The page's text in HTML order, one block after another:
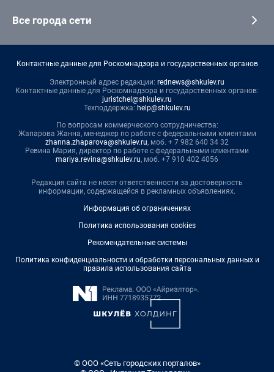
Все города сети
Контактные данные для Роскомнадзора и государственных органов
Электронный адрес редакции: rednews@shkulev.ru
Контактные данные для Роскомнадзора и государственных органов:
juristchel@shkulev.ru
Техподдержка: help@shkulev.ru
По вопросам коммерческого сотрудничества:
Жапарова Жанна, менеджер по работе с федеральными клиентами
zhanna.zhaparova@shkulev.ru, моб. + 7 982 640 34 32
Ревина Мария, директор по работе с федеральными клиентами
mariya.revina@shkulev.ru, моб. +7 910 402 4056
Редакция сайта не несет ответственности за достоверность
информации, содержащейся в рекламных объявлениях.
Информация об ограничениях
Политика использования cookies
Рекомендательные системы
Политика конфиденциальности и обработки персональных данных и
правила использования сайта
© ООО «Сеть городских порталов»